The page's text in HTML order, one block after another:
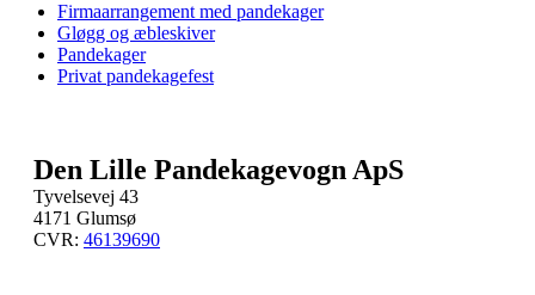
Firmaarrangement med pandekager
Gløgg og æbleskiver
Pandekager
Privat pandekagefest
Den Lille Pandekagevogn ApS
Tyvelsevej 43
4171 Glumsø
CVR: 46139690